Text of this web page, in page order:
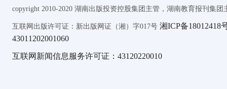
copyright 2010-2020 湖南出版投资控股集团主管，湖南教育报刊集团
互联网出版许可证：新出版网证（湘）字017号 湘ICP备18012418
43011202001060
互联网新闻信息服务许可证：43120220010